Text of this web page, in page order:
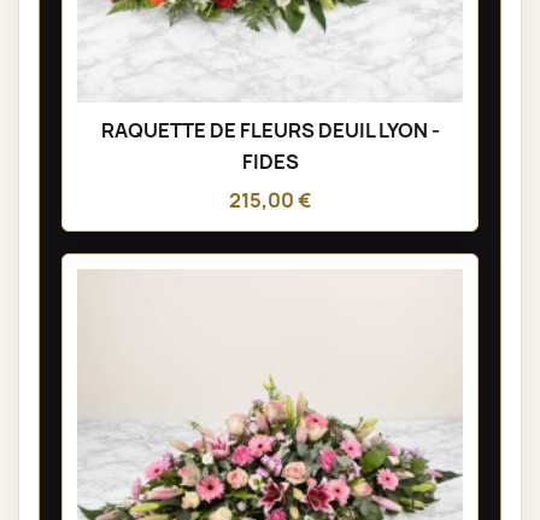
RAQUETTE DE FLEURS DEUIL LYON -
FIDES
215,00 €